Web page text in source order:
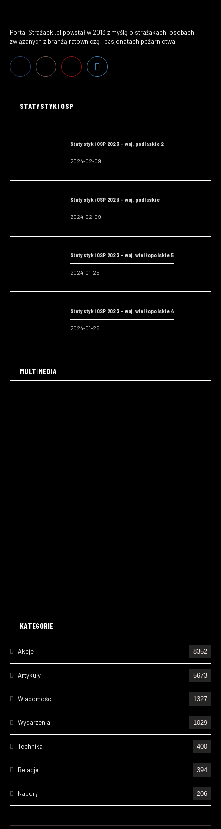
Portal Strażacki.pl powstał w 2013 z myślą o strażakach, osobach
związanych z branżą ratowniczą i pasjonatach pożarnictwa.
STATYSTYKI OSP
Statystyki OSP 2023 – woj. podlaskie 2
2024-02-09
Statystyki OSP 2023 – woj. podlaskie
2024-02-09
Statystyki OSP 2023 – woj. wielkopolskie 5
2024-01-25
Statystyki OSP 2023 – woj. wielkopolskie 4
2024-01-25
MULTIMEDIA
KATEGORIE
Akcje 8352
Artykuły 5673
Wiadomości 1327
Wydarzenia 1029
Technika 400
Relacje 394
Nabory 206